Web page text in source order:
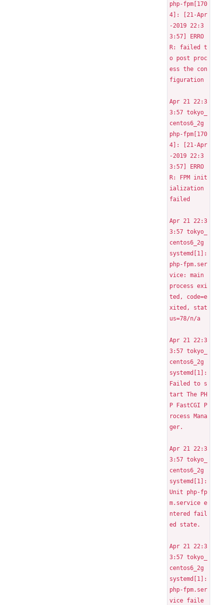
php-fpm[170
4]: [21-Apr
-2019 22:3
3:57] ERRO
R: failed t
o post proc
ess the con
figuration
Apr 21 22:3
3:57 tokyo_
centos6_2g
php-fpm[170
4]: [21-Apr
-2019 22:3
3:57] ERRO
R: FPM init
ialization
failed
Apr 21 22:3
3:57 tokyo_
centos6_2g
systemd[1]:
php-fpm.ser
vice: main
process exi
ted, code=e
xited, stat
us=78/n/a
Apr 21 22:3
3:57 tokyo_
centos6_2g
systemd[1]:
Failed to s
tart The PH
P FastCGI P
rocess Mana
ger.
Apr 21 22:3
3:57 tokyo_
centos6_2g
systemd[1]:
Unit php-fp
m.service e
ntered fail
ed state.
Apr 21 22:3
3:57 tokyo_
centos6_2g
systemd[1]:
php-fpm.ser
vice faile